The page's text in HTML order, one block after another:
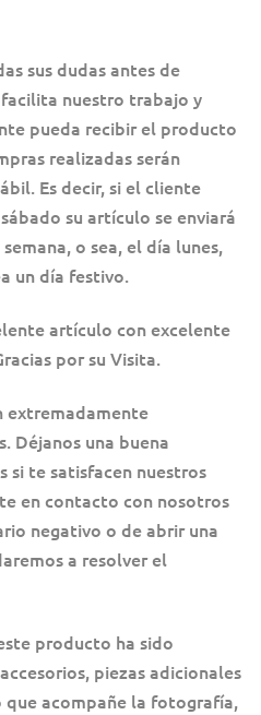
sus dudas antes de
nuestro trabajo y
pueda recibir el producto
realizadas serán
Es decir, si el cliente
su artículo se enviará
o sea, el día lunes,
un día festivo.
artículo con excelente
por su Visita.
extremadamente
Déjanos una buena
si te satisfacen nuestros
en contacto con nosotros
negativo o de abrir una
a resolver el
producto ha sido
piezas adicionales
acompañe la fotografía,